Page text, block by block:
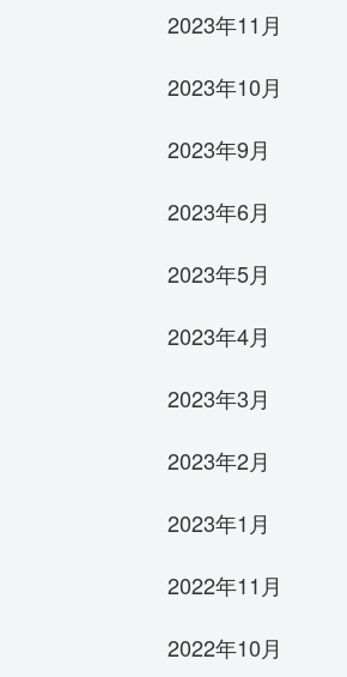
2023年11月
2023年10月
2023年9月
2023年6月
2023年5月
2023年4月
2023年3月
2023年2月
2023年1月
2022年11月
2022年10月